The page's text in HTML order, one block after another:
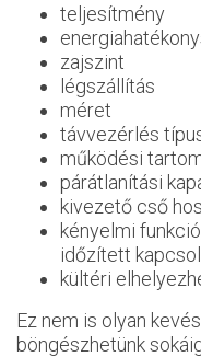
teljesítmény
zajszint
légszállítás
méret
távvezérlés
működési
párátlanítási
kivezető cső
kényelmi
időzített
kültéri
Ez nem is olyan
böngészhetünk